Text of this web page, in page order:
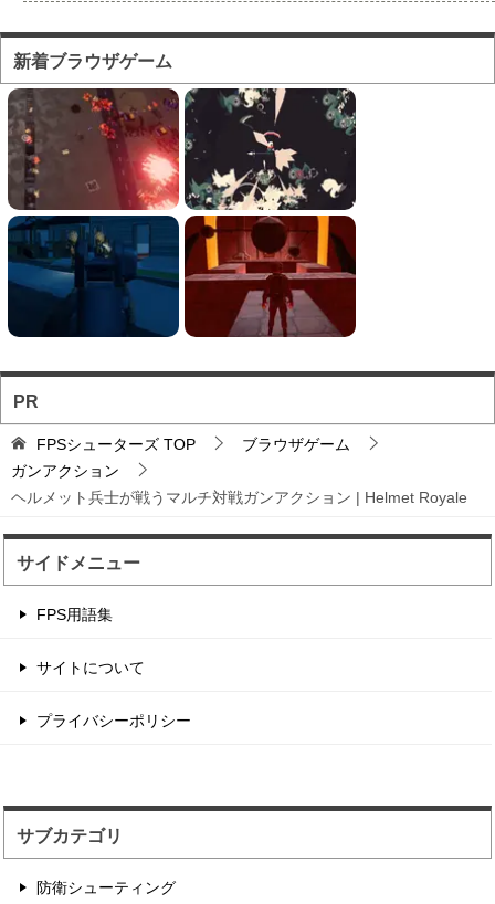
フォートナイト風のマ...
対人ゲームとしてかなり人気の高い「フォートナ
イト」をブラウザで遊...
フォートナイト風の建...
フォートナイト風の建築バトルが楽しめる無料ブ
ラウザTPS。
ソロとチーム戦を様々...
お手軽に対戦バトルを楽しめるのが魅力のブラウ
バトロワFPS対戦ゲ...
2つのチームに別れてデスマッチ形式のフラッグ
新着ブラウザゲーム
PR
FPSシューターズ TOP
ブラウザゲーム
ガンアクション
ヘルメット兵士が戦うマルチ対戦ガンアクション | Helmet Royale
サイドメニュー
FPS用語集
サイトについて
プライバシーポリシー
サブカテゴリ
防衛シューティング